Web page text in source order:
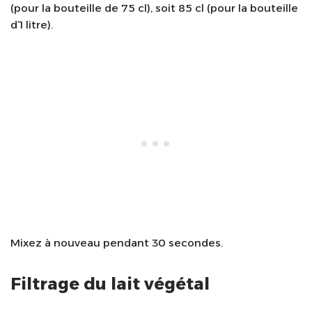
(pour la bouteille de 75 cl), soit 85 cl (pour la bouteille
d’1 litre).
Mixez à nouveau pendant 30 secondes.
Filtrage du lait végétal